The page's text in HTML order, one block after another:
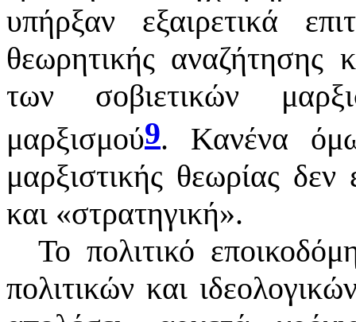
υπήρξαν εξαιρετικά
θεωρητικής αναζήτησης
των σοβιετικών
μαρξισμού9. Κανένα
μαρξιστικής θεωρίας
και «στρατηγική».
Το πολιτικό
πολιτικών και